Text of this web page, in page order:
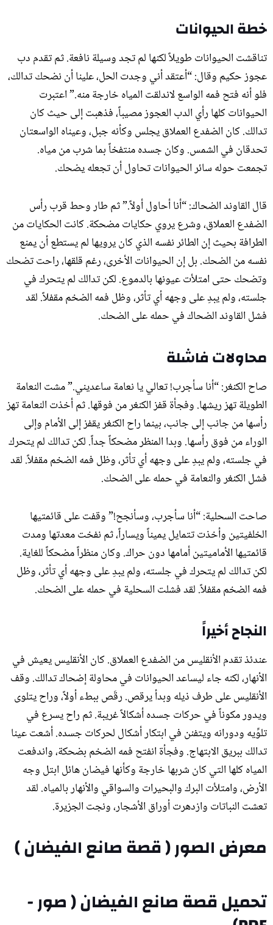
خطة الحيوانات
تناقشت الحيوانات طويلاً لكنها لم تجد وسيلة نافعة. ثم تقدم دب
عجوز حكيم وقال: “أعتقد أني وجدت الحل، علينا أن نضحك تدالك،
فلو أنه فتح فمه الواسع لاندلقت المياه خارجة منه.” اعتبرت
الحيوانات كلها رأي الدب العجوز مصيباً، فذهبت إلى حيث كان
تدالك. كان الضفدع العملاق يجلس وكأنه جبل، وعيناه الواسعتان
تحدقان في الشمس. وكان جسده منتفخاً بما شرب من مياه.
تجمعت حوله سائر الحيوانات تحاول أن تجعله يضحك.
قال القاوند الضحاك: “أنا أحاول أولاً.” ثم طار وحط قرب رأس
الضفدع العملاق، وشرع يروي حكايات مضحكة. كانت الحكايات من
الطرافة بحيث إن الطائر نفسه الذي كان يرويها لم يستطع أن يمنع
نفسه من الضحك. بل إن الحيوانات الأخرى، رغم قلقها، راحت تضحك
وتضحك حتى امتلأت عيونها بالدموع. لكن تدالك لم يتحرك في
جلسته، ولم يبدِ على وجهه أي تأثر، وظل فمه الضخم مقفلاً. لقد
فشل القاوند الضحاك في حمله على الضحك.
محاولات فاشلة
صاح الكنغر: “أنا سأجرب! تعالي يا نعامة ساعديني.” مشت النعامة
الطويلة تهز ريشها. وفجأة قفز الكنغر من فوقها. ثم أخذت النعامة تهز
رأسها من جانب إلى جانب، بينما راح الكنغر يقفز إلى الأمام وإلى
الوراء من فوق رأسها. وبدا المنظر مضحكاً جداً. لكن تدالك لم يتحرك
في جلسته، ولم يبدِ على وجهه أي تأثر، وظل فمه الضخم مقفلاً. لقد
فشل الكنغر والنعامة في حمله على الضحك.
صاحت السحلية: “أنا سأجرب، وسأنجح!” وقفت على قائمتيها
الخلفيتين وأخذت تتمايل يميناً ويساراً، ثم نفخت معدتها ومدت
قائمتيها الأماميتين أمامها دون حراك. وكان منظراً مضحكاً للغاية.
لكن تدالك لم يتحرك في جلسته، ولم يبدِ على وجهه أي تأثر، وظل
فمه الضخم مقفلاً. لقد فشلت السحلية في حمله على الضحك.
النجاح أخيراً
عندئذ تقدم الأنقليس من الضفدع العملاق. كان الأنقليس يعيش في
الأنهار، لكنه جاء ليساعد الحيوانات في محاولة إضحاك تدالك. وقف
الأنقليس على طرف ذيله وبدأ يرقص. رقَص ببطء أولاً، وراح يتلوى
ويدور مكوناً في حركات جسده أشكالاً غريبة. ثم راح يسرع في
تلوِّيه ودورانه ويتفنن في ابتكار أشكال لحركات جسده. أشعت عينا
تدالك ببريق الابتهاج. وفجأة انفتح فمه الضخم بضحكة، واندفعت
المياه كلها التي كان شربها خارجة وكأنها فيضان هائل ابتل وجه
الأرض، وامتلأت البرك والبحيرات والسواقي والأنهار بالمياه. لقد
تعشت النباتات وازدهرت أوراق الأشجار، ونجت الجزيرة.
معرض الصور ( قصة صانع الفيضان )
تحميل قصة صانع الفيضان ( صور -